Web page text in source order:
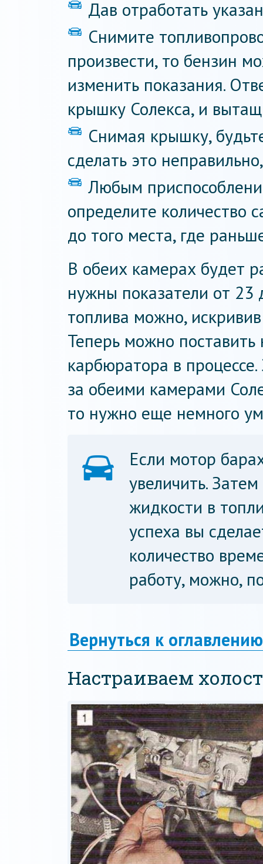
Дав отработать
Снимите
произвести, то бензин
изменить показания.
крышку Солекса, и
Снимая крышку,
сделать это
Любым
определите количество
до того места, где
В обеих камерах будет
нужны показатели от 23
топлива можно,
Теперь можно поставить
карбюратора в
за обеими камерами
то нужно еще немного
Если мотор
увеличить.
жидкости в
успеха вы
количество
работу, можно,
Вернуться к оглавлению
Настраиваем